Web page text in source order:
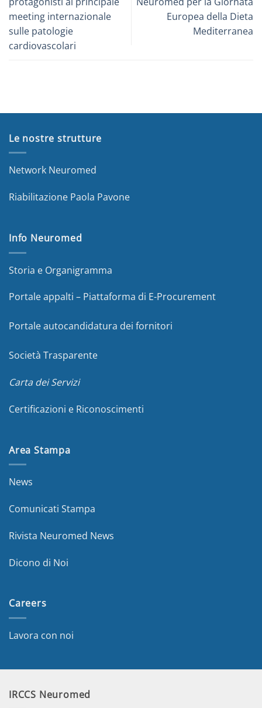
meeting internazionale
sulle patologie
cardiovascolari
Europea della Dieta
Mediterranea
Le nostre strutture
Network Neuromed
Riabilitazione Paola Pavone
Info Neuromed
Storia e Organigramma
Portale appalti – Piattaforma di E-Procurement
Portale autocandidatura dei fornitori
Società Trasparente
Carta dei Servizi
Certificazioni e Riconoscimenti
Area Stampa
News
Comunicati Stampa
Rivista Neuromed News
Dicono di Noi
Careers
Lavora con noi
IRCCS Neuromed